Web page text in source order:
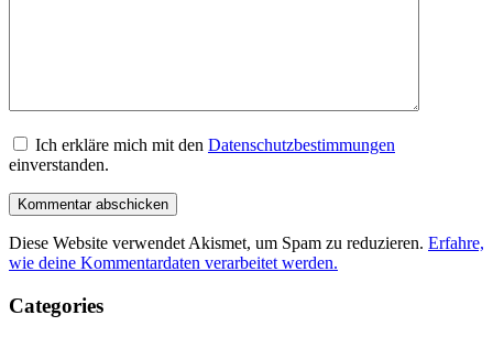
Ich erkläre mich mit den Datenschutzbestimmungen
einverstanden.
Diese Website verwendet Akismet, um Spam zu reduzieren. Erfahre,
wie deine Kommentardaten verarbeitet werden.
Categories